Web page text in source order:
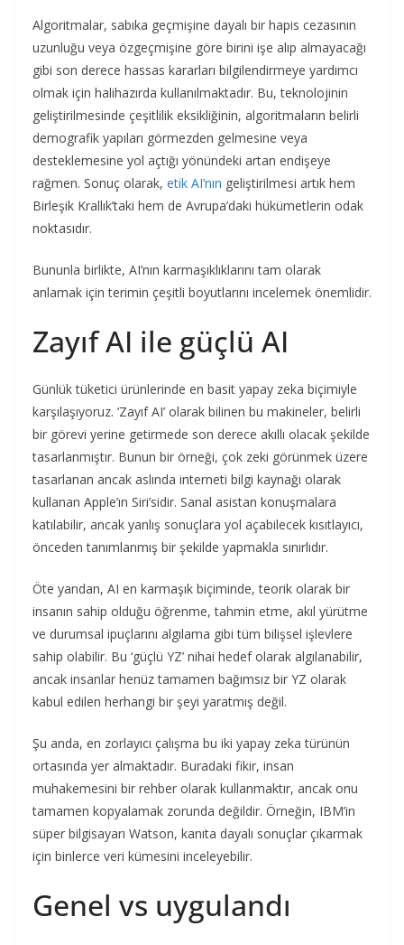
Algoritmalar, sabıka geçmişine dayalı bir hapis cezasının
uzunluğu veya özgeçmişine göre birini işe alıp almayacağı
gibi son derece hassas kararları bilgilendirmeye yardımcı
olmak için halihazırda kullanılmaktadır. Bu, teknolojinin
geliştirilmesinde çeşitlilik eksikliğinin, algoritmaların belirli
demografik yapıları görmezden gelmesine veya
desteklemesine yol açtığı yönündeki artan endişeye
rağmen. Sonuç olarak, etik AI’nın geliştirilmesi artık hem
Birleşik Krallık’taki hem de Avrupa’daki hükümetlerin odak
noktasıdır.
Bununla birlikte, AI’nın karmaşıklıklarını tam olarak
anlamak için terimin çeşitli boyutlarını incelemek önemlidir.
Zayıf AI ile güçlü AI
Günlük tüketici ürünlerinde en basit yapay zeka biçimiyle
karşılaşıyoruz. ‘Zayıf AI’ olarak bilinen bu makineler, belirli
bir görevi yerine getirmede son derece akıllı olacak şekilde
tasarlanmıştır. Bunun bir örneği, çok zeki görünmek üzere
tasarlanan ancak aslında interneti bilgi kaynağı olarak
kullanan Apple’ın Siri’sidir. Sanal asistan konuşmalara
katılabilir, ancak yanlış sonuçlara yol açabilecek kısıtlayıcı,
önceden tanımlanmış bir şekilde yapmakla sınırlıdır.
Öte yandan, AI en karmaşık biçiminde, teorik olarak bir
insanın sahip olduğu öğrenme, tahmin etme, akıl yürütme
ve durumsal ipuçlarını algılama gibi tüm bilişsel işlevlere
sahip olabilir. Bu ‘güçlü YZ’ nihai hedef olarak algılanabilir,
ancak insanlar henüz tamamen bağımsız bir YZ olarak
kabul edilen herhangi bir şeyi yaratmış değil.
Şu anda, en zorlayıcı çalışma bu iki yapay zeka türünün
ortasında yer almaktadır. Buradaki fikir, insan
muhakemesini bir rehber olarak kullanmaktır, ancak onu
tamamen kopyalamak zorunda değildir. Örneğin, IBM’in
süper bilgisayarı Watson, kanıta dayalı sonuçlar çıkarmak
için binlerce veri kümesini inceleyebilir.
Genel vs uygulandı